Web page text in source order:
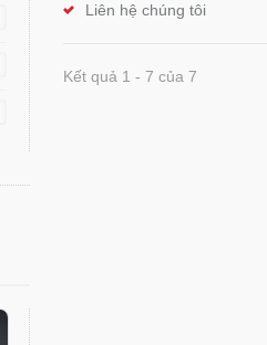
Liên hệ chúng tôi
Kết quả 1 - 7 của 7